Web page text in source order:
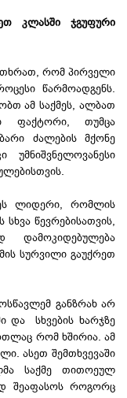
კლასში ჯგუფური
რომ პირველი
წარმოადგენს.
ამ საქმეს, ალბათ
ფაქტორი, თუმცა
ძალების მქონე
ლიდერი, რომლის
სხვა წევრებისათვის,
დამოკიდებულება
სურვილი გაუქრეთ
განზრახ არ
და სხვების ხარჯზე
რომ ხშირია. ამ
ასეთ შემთხვევაში
საქმე თითოეულ
შეაფასოს როგორც